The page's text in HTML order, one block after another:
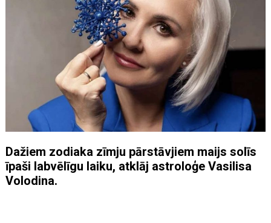
Dažiem zodiaka zīmju pārstāvjiem maijs solīs
īpaši labvēlīgu laiku, atklāj astroloģe Vasilisa
Volodina.